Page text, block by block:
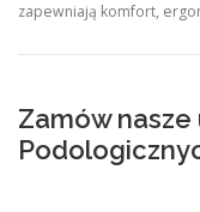
zapewniają komfort,
Zamów